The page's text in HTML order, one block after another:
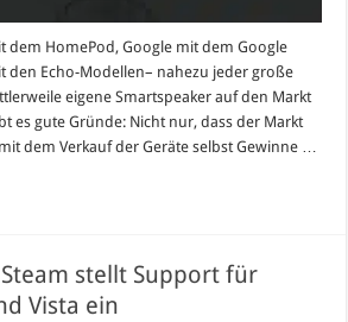
dem HomePod, Google mit dem Google
den Echo-Modellen– nahezu jeder große
eigene Smartspeaker auf den Markt
es gute Gründe: Nicht nur, dass der Markt
dem Verkauf der Geräte selbst Gewinne …
stellt Support für
Vista ein